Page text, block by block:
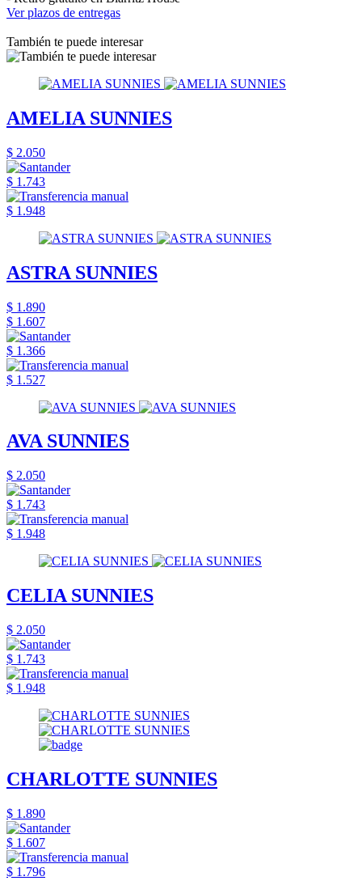
Ver plazos de entregas
También te puede interesar
AMELIA SUNNIES
$ 2.050
$ 1.743
$ 1.948
ASTRA SUNNIES
$ 1.890
$ 1.607
$ 1.366
$ 1.527
AVA SUNNIES
$ 2.050
$ 1.743
$ 1.948
CELIA SUNNIES
$ 2.050
$ 1.743
$ 1.948
CHARLOTTE SUNNIES
$ 1.890
$ 1.607
$ 1.796